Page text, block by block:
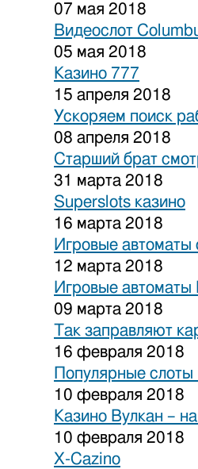
07 мая 2018
Видеослот
05 мая 2018
Казино 777
15 апреля 2018
Ускоряем поиск
08 апреля 2018
Старший брат
31 марта 2018
Superslots казино
16 марта 2018
Игровые автоматы
12 марта 2018
Игровые автоматы
09 марта 2018
Так заправляют
16 февраля 2018
Популярные слоты
10 февраля 2018
Казино Вулкан –
10 февраля 2018
X-Cazino